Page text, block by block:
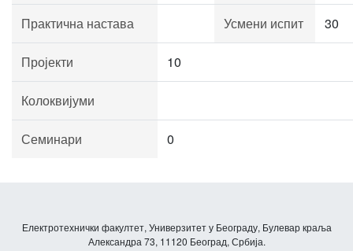
Практична настава Усмени испит 30
Пројекти 10
Колоквијуми
Семинари 0
Електротехнички факултет, Универзитет у Београду, Булевар краља
Александра 73, 11120 Београд, Србија.